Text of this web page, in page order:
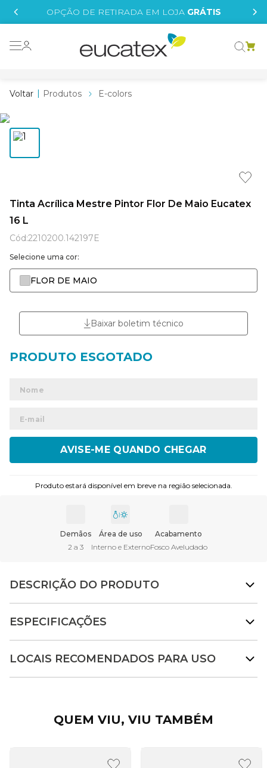
OPÇÃO DE RETIRADA EM LOJA GRÁTIS
Produtos E-colors
Tinta Acrílica Mestre Pintor Flor De Maio Eucatex
16 L
Cód:2210200.142197E
Selecione uma cor:
FLOR DE MAIO
Baixar boletim técnico
ENVIAR
Produto estará disponível em breve na região selecionada.
Demãos
2 a 3
Área de uso
Interno e Externo
Acabamento
Fosco Aveludado
DESCRIÇÃO DO PRODUTO
ESPECIFICAÇÕES
LOCAIS RECOMENDADOS PARA USO
QUEM VIU, VIU TAMBÉM
tinta
tinta